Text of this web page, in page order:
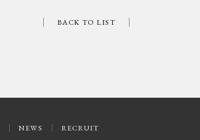
BACK TO LIST
NEWS RECRUIT